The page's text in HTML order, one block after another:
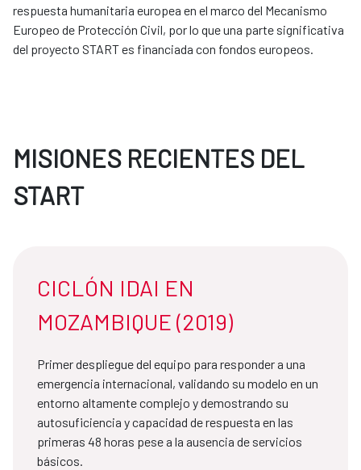
respuesta humanitaria europea en el marco del Mecanismo
Europeo de Protección Civil, por lo que una parte significativa
del proyecto START es financiada con fondos europeos.
MISIONES RECIENTES DEL
START
CICLÓN IDAI EN
MOZAMBIQUE (2019)
Primer despliegue del equipo para responder a una
emergencia internacional, validando su modelo en un
entorno altamente complejo y demostrando su
autosuficiencia y capacidad de respuesta en las
primeras 48 horas pese a la ausencia de servicios
básicos.